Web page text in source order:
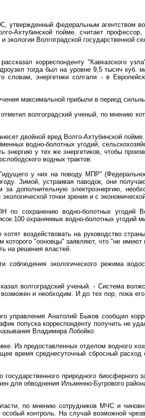
утвержденный федеральным агентством
Ахтубинской пойме, считает профессор,
Волгоградской государственной
корреспонденту "Кавказского
тогда был на уровне 9,5 тысяч
словам, энергетики солгали - в
максимальной прибыли в период
волгоградский ученый, по мнению
двойной вред Волго-Ахтубинской
водно-болотных угодий,
у тех же энергетиков, чтобы
водных трактов.
у них на поводу МПР"
Зимой, устраивая паводок, они
дополнительную электроэнергию,
точки зрения и с
сохранению водно-болотных угодий
100 охраняемых водно-болотных угодий
воздействовать на руководство
которого "ооновцы" заявляют, что "не
на решения властей.
экологического режима
волгоградский ученый. - Система
и необходим. И до тех пор, пока
управления Анатолий Быков сообщил
попуска корреспонденту получить не
Владимира Лобойко.
Из предоставленных отделом водного
время среднесуточный сбросный расход
природного биосферного
для обводнения Ильменно-Бугрового
по мнению сотрудников МЧС и
контроль. На случай возможной